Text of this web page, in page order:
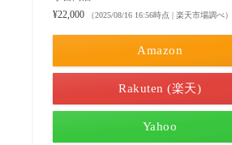
¥22,000
（2025/08/16 16:56時点 | 楽天市場調べ）
Amazon
Rakuten (楽天)
Yahoo